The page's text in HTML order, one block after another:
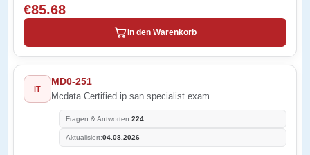
€85.68
In den Warenkorb
IT
MD0-251
Mcdata Certified ip san specialist exam
Fragen & Antworten:224
Aktualisiert:04.08.2026